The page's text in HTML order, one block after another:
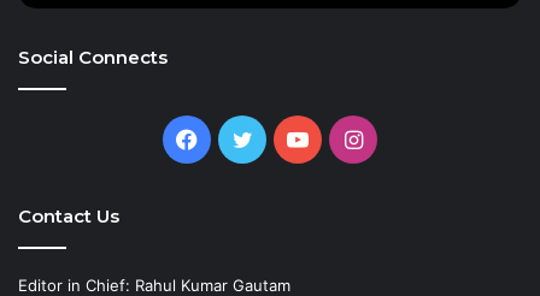
Social Connects
Facebook
TwitterYouTubeInstagram
Contact Us
Editor in Chief: Rahul Kumar Gautam